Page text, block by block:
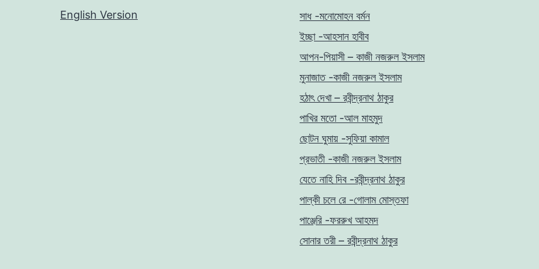
English Version
সাধ -মনোমোহন বর্মন
ইচ্ছা -আহসান হাবীব
আপন-পিয়াসী – কাজী নজরুল ইসলাম
মুনাজাত -কাজী নজরুল ইসলাম
হঠাৎ দেখা – রবীন্দ্রনাথ ঠাকুর
পাখির মতো -আল মাহমুদ
ছোটন ঘুমায় -সুফিয়া কামাল
প্রভাতী -কাজী নজরুল ইসলাম
যেতে নাহি দিব -রবীন্দ্রনাথ ঠাকুর
পাল্কী চলে রে -গোলাম মোস্তফা
পাঞ্জেরি -ফররুখ আহমদ
সোনার তরী – রবীন্দ্রনাথ ঠাকুর